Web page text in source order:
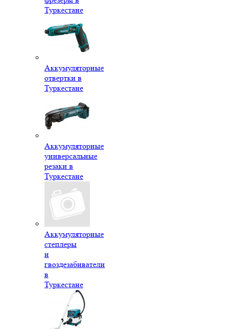
Туркестане
Аккумуляторные
отвертки в
Туркестане
Аккумуляторные
универсальные
резаки в
Туркестане
Аккумуляторные
степлеры
и
гвоздезабиватели
в
Туркестане